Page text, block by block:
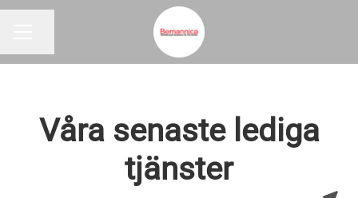
Våra senaste lediga
tjänster